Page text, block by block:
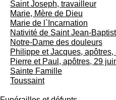
Saint Joseph, travailleur
Marie, Mère de Dieu
Marie de l`Incarnation
Nativité de Saint Jean-
Notre-Dame des douleurs
Philippe et Jacques, apôtres,
Pierre et Paul, apôtres, 29
Sainte Famille
Toussaint